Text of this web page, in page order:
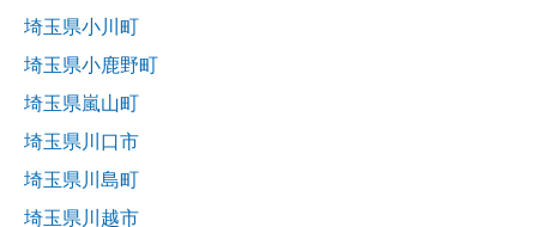
埼玉県小川町
埼玉県小鹿野町
埼玉県嵐山町
埼玉県川口市
埼玉県川島町
埼玉県川越市